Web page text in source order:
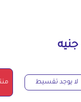
لا يوجد تقسيط